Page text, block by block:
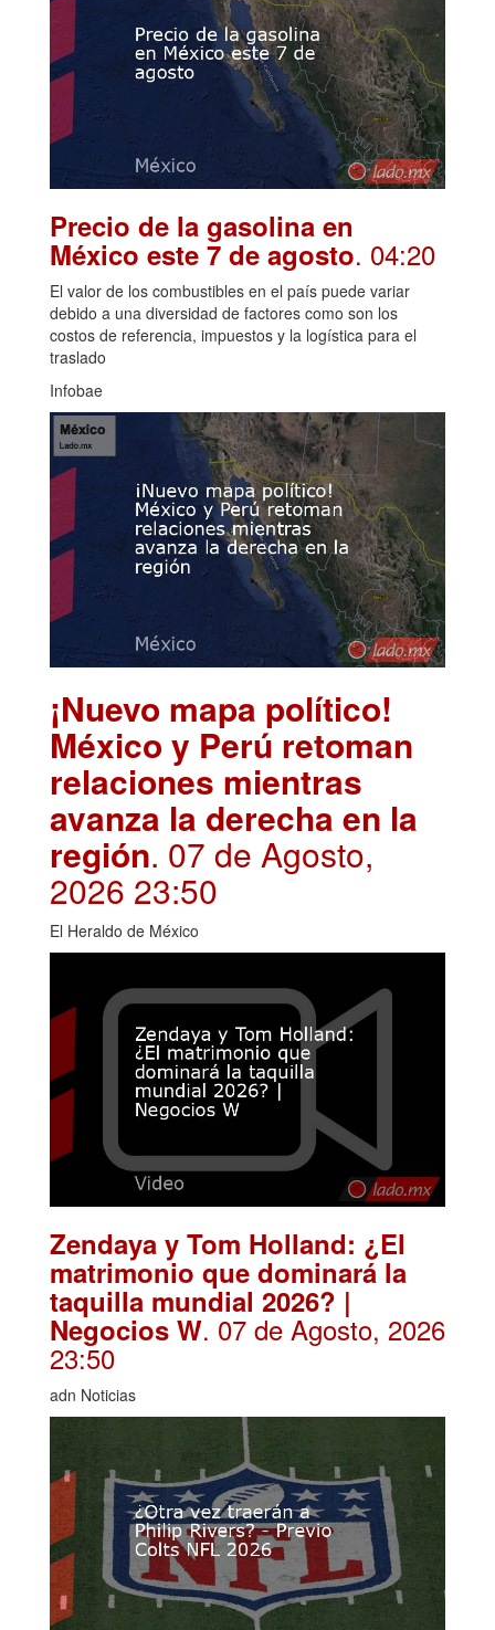
Precio de la gasolina en
México este 7 de agosto. 04:20
El valor de los combustibles en el país puede variar
debido a una diversidad de factores como son los
costos de referencia, impuestos y la logística para el
traslado
Infobae
¡Nuevo mapa político!
México y Perú retoman
relaciones mientras
avanza la derecha en la
región. 07 de Agosto,
2026 23:50
El Heraldo de México
Zendaya y Tom Holland: ¿El
matrimonio que dominará la
taquilla mundial 2026? |
Negocios W. 07 de Agosto, 2026
23:50
adn Noticias